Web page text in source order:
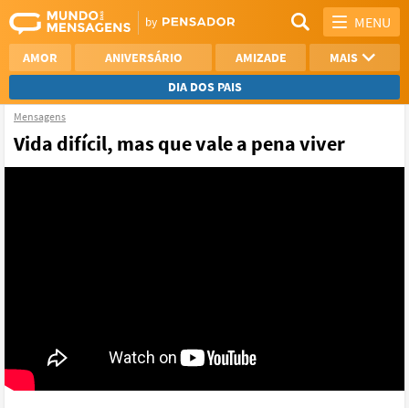
MENU
AMOR ANIVERSÁRIO AMIZADE
MAIS
DIA DOS PAIS
REFLEXÃO
AGRADECIMENTO
SAUDADE
OTIMISMO
Mensagens
Vida difícil, mas que vale a pena viver